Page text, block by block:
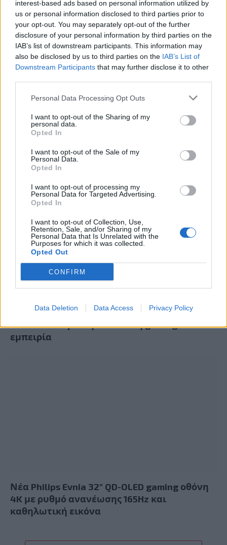
interest-based ads based on personal information utilized by
us or personal information disclosed to third parties prior to
your opt-out. You may separately opt-out of the further
disclosure of your personal information by third parties on the
IAB’s list of downstream participants. This information may
also be disclosed by us to third parties on the IAB’s List of
Downstream Participants that may further disclose it to other
Personal Data Processing Opt Outs
I want to opt-out of the Sharing of my
personal data.
Opted In
I want to opt-out of the Sale of my
Personal Data.
Opted In
I want to opt-out of processing my
Personal Data for Targeted Advertising.
Opted In
I want to opt-out of Collection, Use,
Retention, Sale, and/or Sharing of my
Personal Data that Is Unrelated with the
Purposes for which it was collected.
Opted Out
CONFIRM
Data Deletion Data Access Privacy Policy
Summer Mode ON! Η LG μετατρέπει κάθε
στιγμή σε απόλυτη gaming εμπειρία!
Οι InfernoBraveHeart προτείνουν την LG
OLED evo C6 για την απόλυτη gaming
εμπειρία
Νέα Philips Evnia 32″ QD-OLED gaming οθόνη
4K με ρυθμό ανανέωσης 165Hz και
καθηλωτική εικόνα